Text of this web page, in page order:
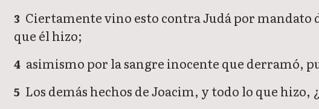
3 Ciertamente vino esto contra Judá por mandato
que él hizo;
4 asimismo por la sangre inocente que derramó,
5 Los demás hechos de Joacim, y todo lo que hizo,